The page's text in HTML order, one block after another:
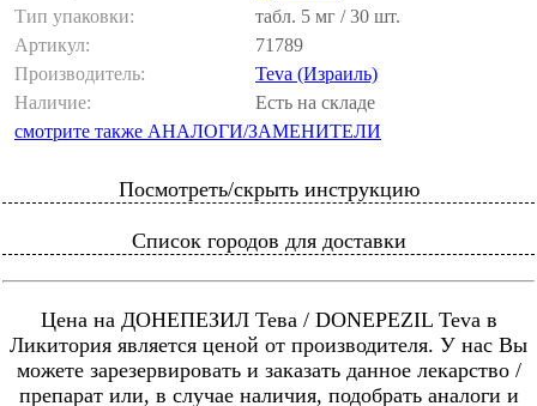
Тип упаковки:
табл. 5 мг / 30 шт.
Артикул:
71789
Производитель:
Teva (Израиль)
Наличие:
Есть на складе
смотрите также АНАЛОГИ/ЗАМЕНИТЕЛИ
Посмотреть/скрыть инструкцию
Список городов для доставки
Цена на ДОНЕПЕЗИЛ Тева / DONEPEZIL Teva в
Ликитория является ценой от производителя. У нас Вы
можете зарезервировать и заказать данное лекарство /
препарат или, в случае наличия, подобрать аналоги и